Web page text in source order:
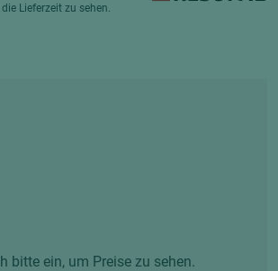
Lieferzeit zu sehen.
bitte ein, um Preise zu sehen.